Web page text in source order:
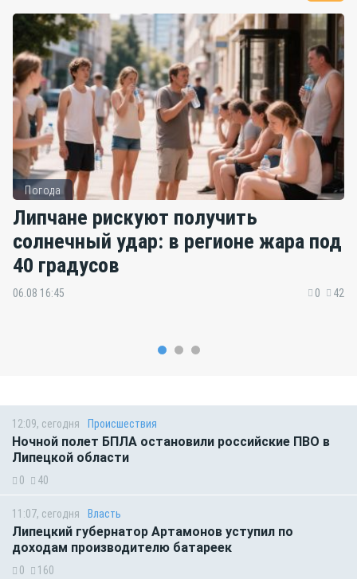
Погода
Липчане рискуют получить
солнечный удар: в регионе жара под
40 градусов
06.08 16:45 0 42
12:09, сегодня Происшествия
Ночной полет БПЛА остановили российские ПВО в
Липецкой области
0 40
11:07, сегодня Власть
Липецкий губернатор Артамонов уступил по
доходам производителю батареек
0 160